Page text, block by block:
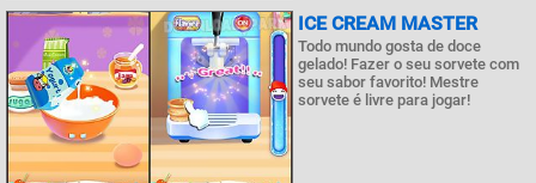
ICE CREAM MASTER
Todo mundo gosta de doce
gelado! Fazer o seu sorvete com
seu sabor favorito! Mestre
sorvete é livre para jogar!